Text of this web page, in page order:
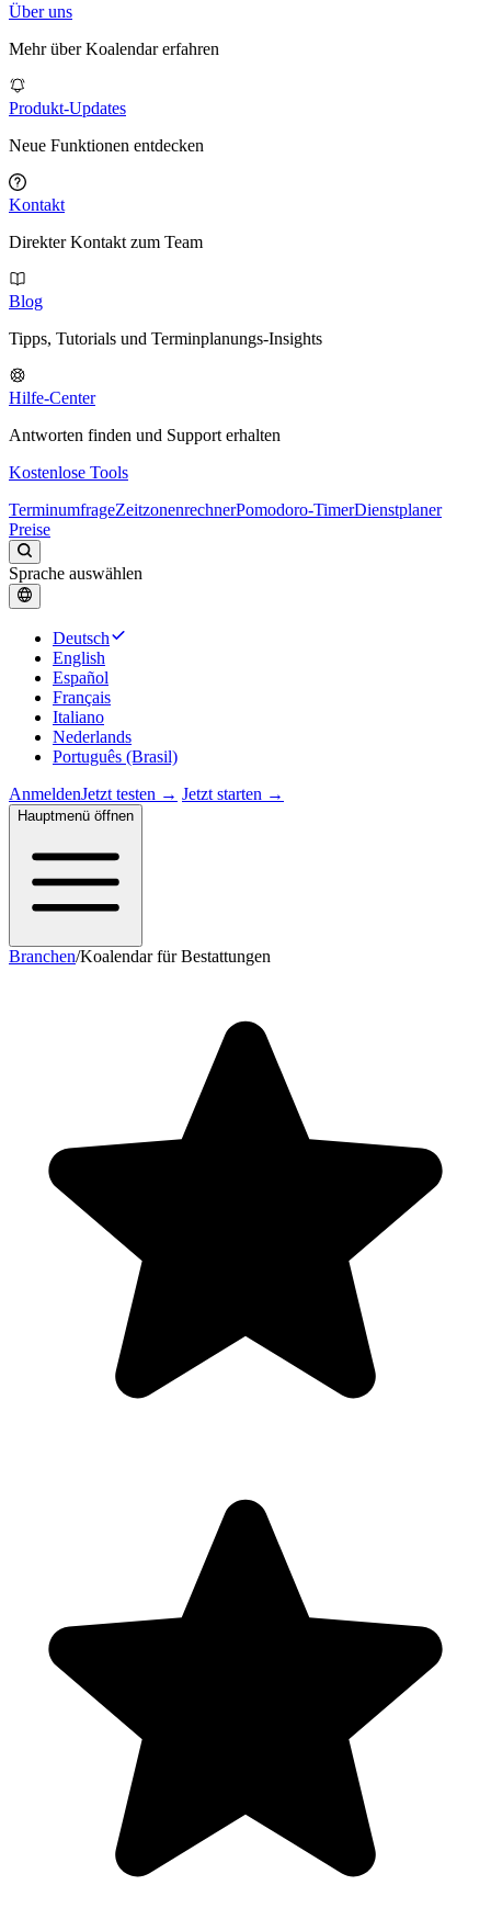
Über uns
Mehr über Koalendar erfahren
Produkt-Updates
Neue Funktionen entdecken
Kontakt
Direkter Kontakt zum Team
Blog
Tipps, Tutorials und Terminplanungs-Insights
Hilfe-Center
Antworten finden und Support erhalten
Kostenlose Tools
TerminumfrageZeitzonenrechnerPomodoro-TimerDienstplaner
Preise
Sprache auswählen
Deutsch
English
Español
Français
Italiano
Nederlands
Português (Brasil)
AnmeldenJetzt testen → Jetzt starten →
Hauptmenü öffnen
Branchen/Koalendar für Bestattungen